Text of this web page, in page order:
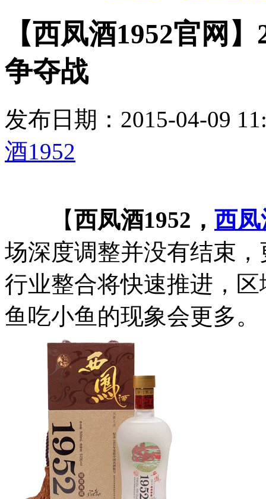
【西凤酒1952官网
争夺战
发布日期：2015-04-09
酒1952
【西凤酒1952， 西
场深度调整并没有结束
行业整合将快速推进，
鱼吃小鱼的现象会更多。